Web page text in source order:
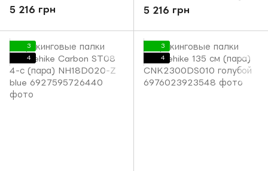
120 см (пара) NH19S010-T
blue
5 216 грн
130 см (пара) NH19S010-T
blue
5 216 грн
3
4
3
4